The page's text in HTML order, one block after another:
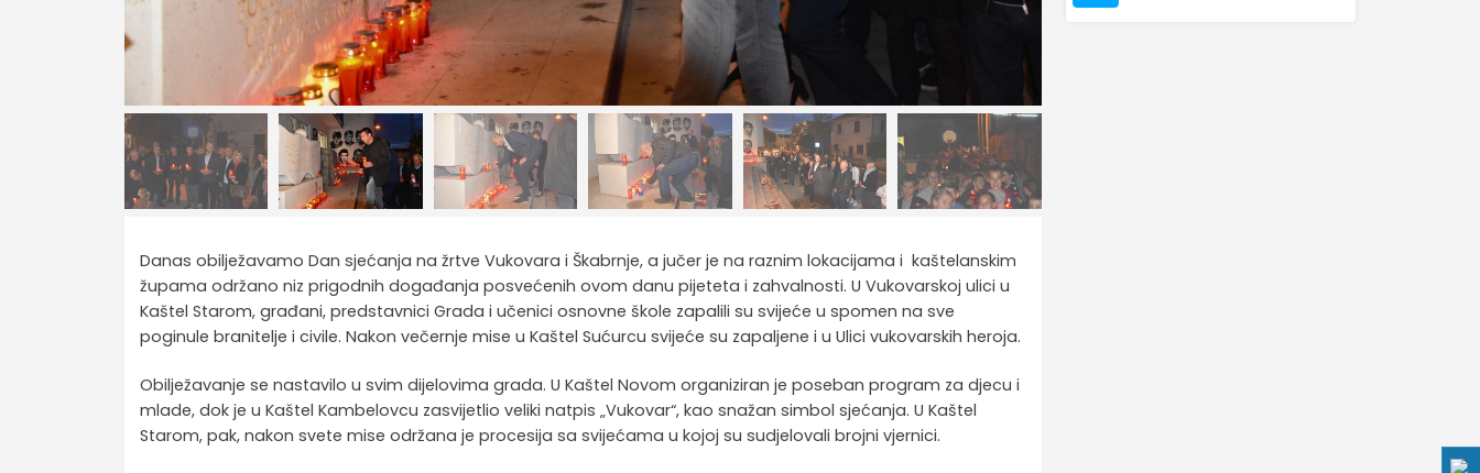
Danas obilježavamo Dan sjećanja na žrtve Vukovara i Škabrnje, a jučer je na raznim lokacijama i kaštelanskim
župama održano niz prigodnih događanja posvećenih ovom danu pijeteta i zahvalnosti. U Vukovarskoj ulici u
Kaštel Starom, građani, predstavnici Grada i učenici osnovne škole zapalili su svijeće u spomen na sve
poginule branitelje i civile. Nakon večernje mise u Kaštel Sućurcu svijeće su zapaljene i u Ulici vukovarskih heroja.
Obilježavanje se nastavilo u svim dijelovima grada. U Kaštel Novom organiziran je poseban program za djecu i
mlade, dok je u Kaštel Kambelovcu zasvijetlio veliki natpis „Vukovar“, kao snažan simbol sjećanja. U Kaštel
Starom, pak, nakon svete mise održana je procesija sa svijećama u kojoj su sudjelovali brojni vjernici.